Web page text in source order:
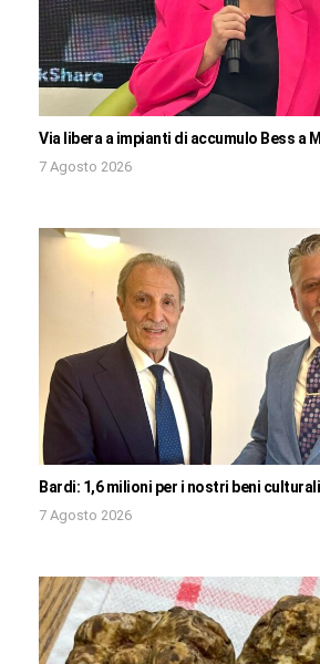
Via libera a impianti di accumulo Bess a
7 Agosto 2026
Bardi: 1,6 milioni per i nostri beni culturali
7 Agosto 2026